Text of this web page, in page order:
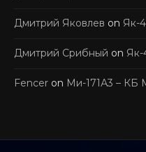
Дмитрий Яковлев on Як-
Дмитрий Срибный on Як-
Fencer on Ми-171А3 – КБ